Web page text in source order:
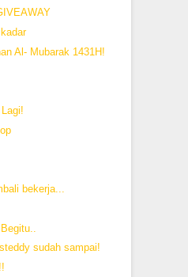
Al- Mubarak 1431H!
bekerja...
sudah sampai!